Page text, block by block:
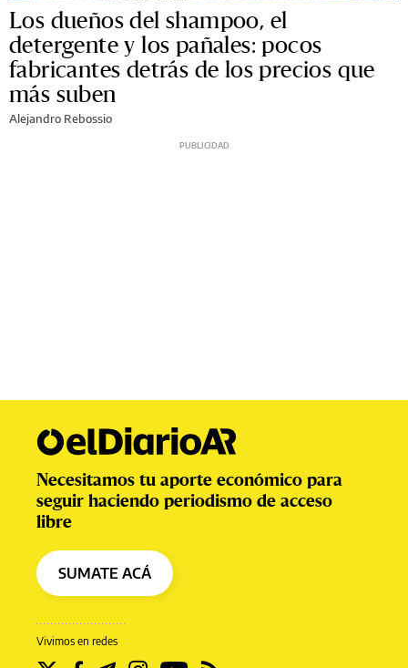
Los dueños del shampoo, el
detergente y los pañales: pocos
fabricantes detrás de los precios que
más suben
Alejandro Rebossio
Vivimos en redes
Necesitamos tu aporte económico para
seguir haciendo periodismo de acceso
libre
SUMATE ACÁ